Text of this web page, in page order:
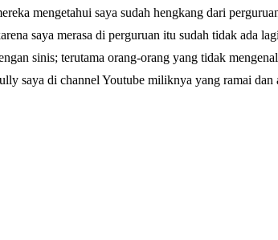
mengetahui saya sudah hengkang dari
saya merasa di perguruan itu sudah tidak ada
sinis; terutama orang-orang yang tidak
saya di channel Youtube miliknya yang ramai